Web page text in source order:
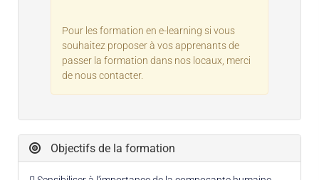
Pour les formation en e-learning si vous
souhaitez proposer à vos apprenants de
passer la formation dans nos locaux, merci
de nous contacter.
Objectifs de la formation